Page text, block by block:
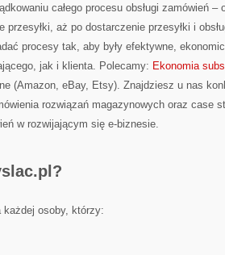
całego procesu obsługi zamówień –
aż po dostarczenie przesyłki i
procesy tak, aby były efektywne,
jak i klienta. Polecamy: Ekonomia
(Amazon, eBay, Etsy). Znajdziesz u nas
rozwiązań magazynowych oraz case
w rozwijającym się e-biznesie.
każdej osoby, którzy: